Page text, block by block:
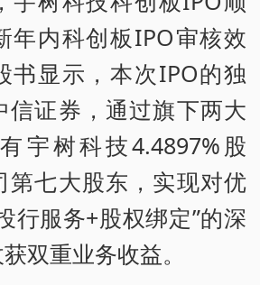
年内科创板IPO审核效
书显示，本次IPO的独
信证券，通过旗下两大
宇树科技4.4897%股
第七大股东，实现对优
行服务+股权绑定”的深
双重业务收益。